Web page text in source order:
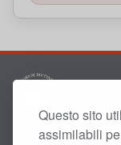
Questo sito
assimilabili
CIGS - Centro